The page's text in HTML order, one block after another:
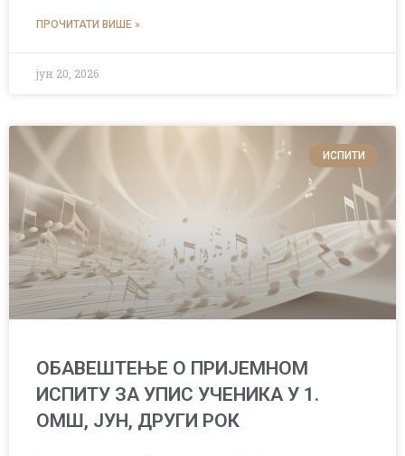
ПРОЧИТАТИ ВИШЕ »
јун 20, 2026
ИСПИТИ
ОБАВЕШТЕЊЕ О ПРИЈЕМНОМ
ИСПИТУ ЗА УПИС УЧЕНИКА У 1.
ОМШ, ЈУН, ДРУГИ РОК